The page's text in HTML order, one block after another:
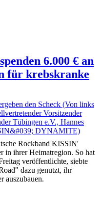
6.000 € an
für krebskranke
Rockband KISSIN'
ihrer Heimatregion. So hat
veröffentlichte, siebte
dazu genutzt, ihr
auszubauen.